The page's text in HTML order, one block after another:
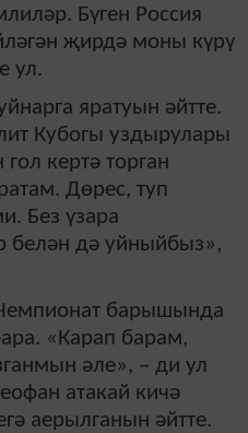
Бүген Россия
җирдә моны күрү
ул.
яратуын әйтте.
Кубогы уздырулары
кертә торган
Дөрес, туп
Без үзара
белән дә уйныйбыз»,
барышында
«Карап барам,
әле», – ди ул
атакай кичә
аерылганын әйтте.